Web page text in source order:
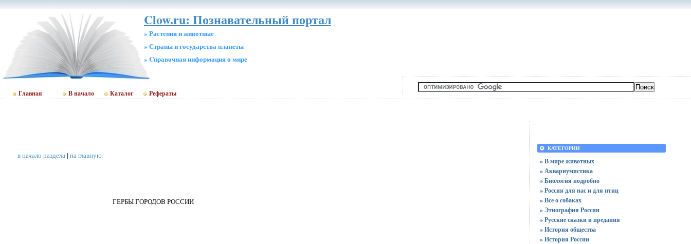
Clow.ru: Познавательный портал
» Растения и животные
» Страны и государства планеты
» Cправочная информация о мире
Главная В начало Каталог Рефераты
в начало раздела| на главную
ГЕРБЫ ГОРОДОВ РОССИИ
КАТЕГОРИИ
» В мире животных
» Аквариумистика
» Биология подробно
» Россия для нас и для птиц
» Все о собаках
» Этнография России
» Русские сказки и предания
» История общества
» История России